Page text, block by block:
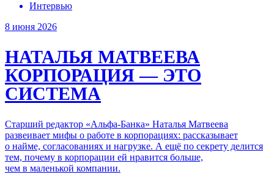
Интервью
8 июня 2026
НАТАЛЬЯ МАТВЕЕВА
КОРПОРАЦИЯ — ЭТО
СИСТЕМА
Старший редактор «Альфа-Банка» Наталья Матвеева
развеивает мифы о работе в корпорациях: рассказывает
о найме, согласованиях и нагрузке. А ещё по секрету делится
тем, почему в корпорации ей нравится больше,
чем в маленькой компании.